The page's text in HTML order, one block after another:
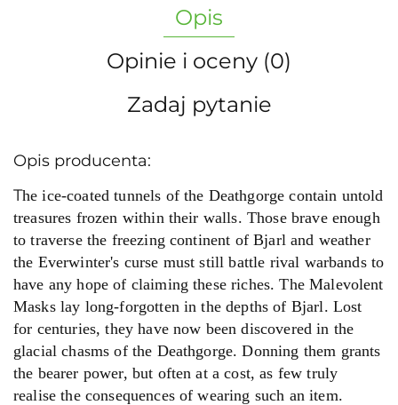
Opis
Opinie i oceny (0)
Zadaj pytanie
Opis producenta:
The ice-coated tunnels of the Deathgorge contain untold
treasures frozen within their walls. Those brave enough
to traverse the freezing continent of Bjarl and weather
the Everwinter's curse must still battle rival warbands to
have any hope of claiming these riches. The Malevolent
Masks lay long-forgotten in the depths of Bjarl. Lost
for centuries, they have now been discovered in the
glacial chasms of the Deathgorge. Donning them grants
the bearer power, but often at a cost, as few truly
realise the consequences of wearing such an item.